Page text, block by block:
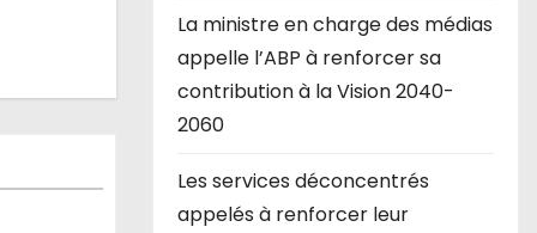
La ministre en charge des médias
appelle l’ABP à renforcer sa
contribution à la Vision 2040-
2060
Les services déconcentrés
appelés à renforcer leur